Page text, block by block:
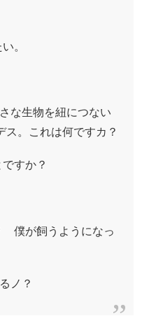
。
な生物を紐につない
。これは何ですカ？
すか？
僕が飼うようになっ
ノ？